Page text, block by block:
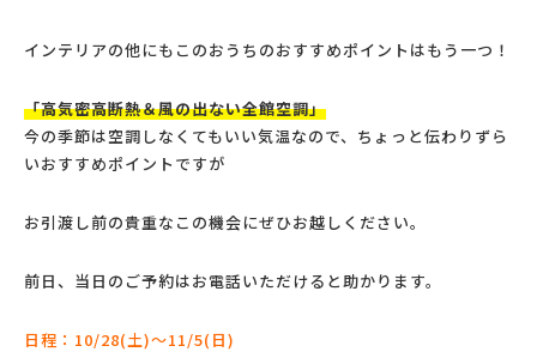
インテリアの他にもこのおうちのおすすめポイントはもう一つ！
「高気密高断熱＆風の出ない全館空調」
今の季節は空調しなくてもいい気温なので、ちょっと伝わりずら
いおすすめポイントですが
お引渡し前の貴重なこの機会にぜひお越しください。
前日、当日のご予約はお電話いただけると助かります。
日程：10/28(土)～11/5(日)